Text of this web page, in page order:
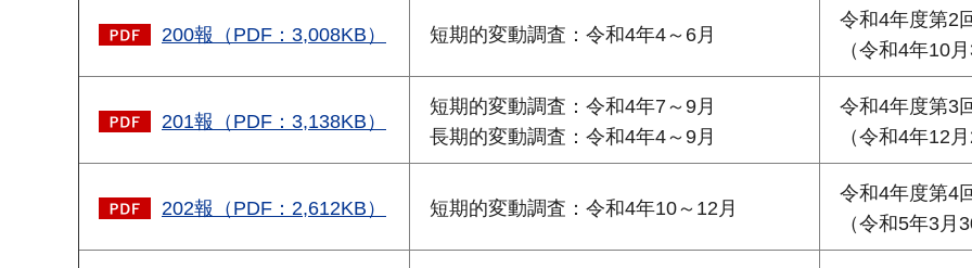
200報（PDF：3,008KB） 短期的変動調査：令和4年4～6月
令和4年度第2
（令和4年10
201報（PDF：3,138KB）
短期的変動調査：令和4年7～9月
長期的変動調査：令和4年4～9月
令和4年度第3
（令和4年12
202報（PDF：2,612KB） 短期的変動調査：令和4年10～12月
令和4年度第4
（令和5年3月